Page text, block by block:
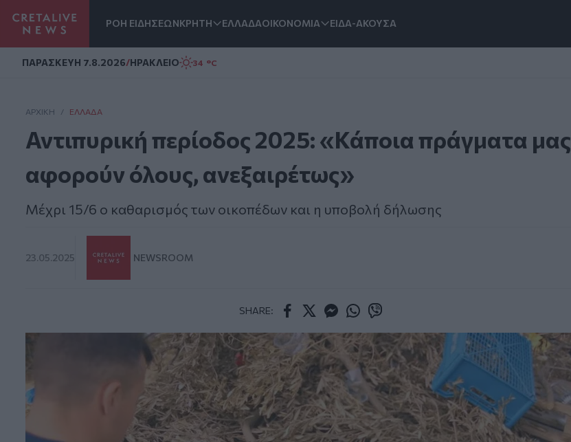
ΡΟΗ ΕΙΔΗΣΕΩΝΚΡΗΤΗ ΕΛΛΑΔΑΟΙΚΟΝΟΜΙΑ ΕΙΔΑ-ΑΚΟΥΣΑ
ΠΑΡΑΣΚΕΥΗ 7.8.2026/ΗΡΑΚΛΕΙΟ 34 °C
ΑΡΧΙΚΗ / ΕΛΛΆΔΑ
Αντιπυρική περίοδος 2025: «Κάποια πράγματα μας
αφορούν όλους, ανεξαιρέτως»
Μέχρι 15/6 ο καθαρισμός των οικοπέδων και η υποβολή δήλωσης
23.05.2025 NEWSROOM
SHARE: